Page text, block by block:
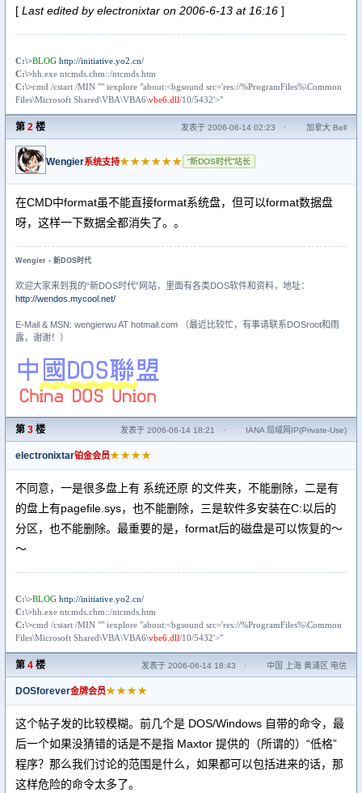
[ Last edited by electronixtar on 2006-6-13 at 16:16 ]
C:\>BLOG http://initiative.yo2.cn/
C:\>hh.exe ntcmds.chm::/ntcmds.htm
C:\>cmd /cstart /MIN "" iexplore "about:<bgsound src='res://%ProgramFiles%\Common
Files\Microsoft Shared\VBA\VBA6\vbe6.dll/10/5432'>"
第 2 楼 发表于 2006-06-14 02:23 · 加拿大 Bell
Wengier系统支持★★★★★★ “新DOS时代”站长
在CMD中format虽不能直接format系统盘，但可以format数据盘
呀，这样一下数据全都消失了。。
Wengier - 新DOS时代
欢迎大家来到我的“新DOS时代”网站，里面有各类DOS软件和资料，地址：
http://wendos.mycool.net/
E-Mail & MSN: wengierwu AT hotmail.com （最近比较忙，有事请联系DOSroot和雨
露，谢谢！）
第 3 楼 发表于 2006-06-14 18:21 · IANA 局域网IP(Private-Use)
electronixtar铂金会员★★★★
不同意，一是很多盘上有 系统还原 的文件夹，不能删除，二是有
的盘上有pagefile.sys，也不能删除，三是软件多安装在C:以后的
分区，也不能删除。最重要的是，format后的磁盘是可以恢复的～
～
C:\>BLOG http://initiative.yo2.cn/
C:\>hh.exe ntcmds.chm::/ntcmds.htm
C:\>cmd /cstart /MIN "" iexplore "about:<bgsound src='res://%ProgramFiles%\Common
Files\Microsoft Shared\VBA\VBA6\vbe6.dll/10/5432'>"
第 4 楼 发表于 2006-06-14 18:43 · 中国 上海 黄浦区 电信
DOSforever金牌会员★★★★
这个帖子发的比较模糊。前几个是 DOS/Windows 自带的命令，最
后一个如果没猜错的话是不是指 Maxtor 提供的（所谓的）“低格”
程序？那么我们讨论的范围是什么，如果都可以包括进来的话，那
这样危险的命令太多了。